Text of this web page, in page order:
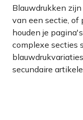
Blauwdrukken
van een sectie, of
houden je
complexe secties
secundaire